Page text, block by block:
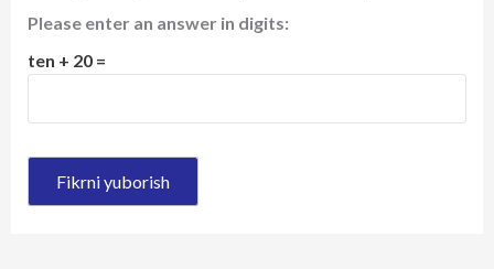
Please enter an answer in digits:
ten + 20 =